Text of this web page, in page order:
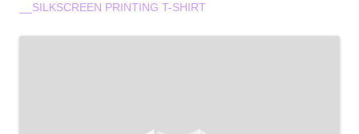
__SILKSCREEN PRINTING T-SHIRT